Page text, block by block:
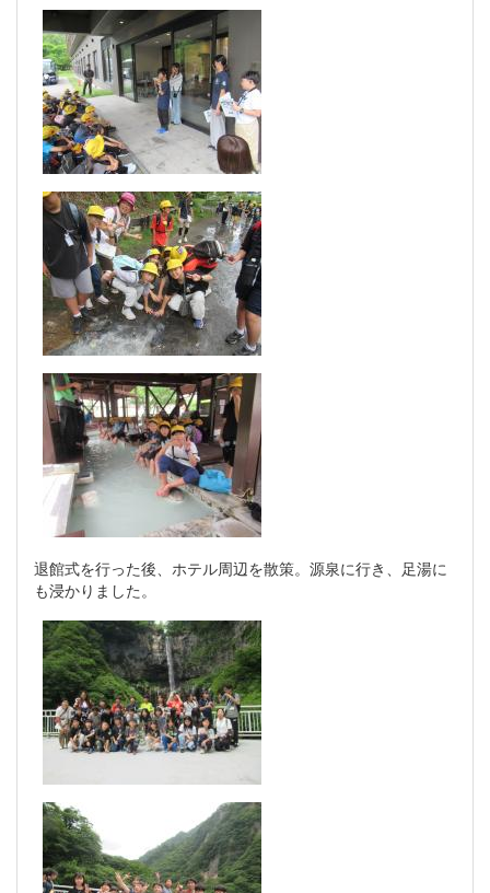
退館式を行った後、ホテル周辺を散策。源泉に行き、足湯に
も浸かりました。